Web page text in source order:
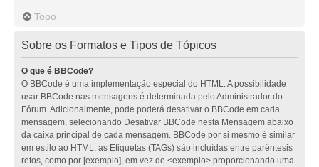
Topo
Sobre os Formatos e Tipos de Tópicos
O que é BBCode?
O BBCode é uma implementação especial do HTML. A possibilidade
usar BBCode nas mensagens é determinada pelo Administrador do
Fórum. Adicionalmente, pode poderá desativar o BBCode em cada
mensagem, selecionando Desativar BBCode nesta Mensagem abaixo
da caixa principal de cada mensagem. BBCode por si mesmo é similar
em estilo ao HTML, as Etiquetas (TAGs) são incluídas entre parêntesis
retos, como por [exemplo], em vez de <exemplo> proporcionando uma